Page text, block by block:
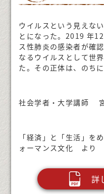
ウイルスという見えな
とになった。2019 年
ス性肺炎の感染者が確
なるウイルスとして世
た。その正体は、のち
社会学者・大学講師
「経済」と「生活」を
ォーマンス文化 より
詳